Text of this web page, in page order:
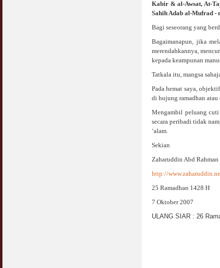
Kabir & al-Awsat, At-
Sahih Adab al-Mufrad -
Bagi seseorang yang
Bagaimanapun, jika
merendahkannya,
kepada keampunan
Tatkala itu, mangsa
Pada hemat saya,
di hujung ramadhan atau
Mengambil peluang
secara peribadi tidak
‘alam.
Sekian
Zaharuddin Abd Rahman
http://
25 Ramadhan 1428 H
7 Oktober 2007
ULANG SIAR : 26